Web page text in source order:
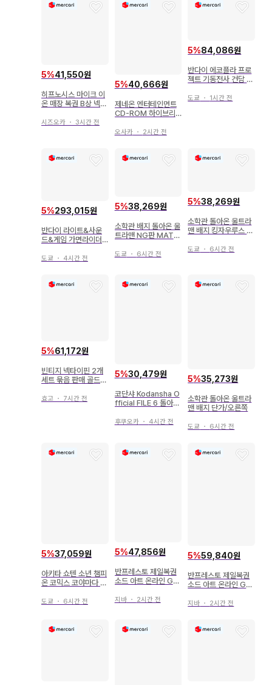
5%41,550원
히프노시스 마이크 이
온 매장 복권 B상 넥스
세트 시부야
시즈오카 ・ 3시간 전
5%40,666원
제네온 엔터테인먼트
CD-ROM 하이브리
아즈망가 아즈마 키요
오사카・ 2시간 전
5%84,086원
반다이 에코플라 프로
젝트 기동전사 건담 S
티 스트라이크 프리덤
도쿄 ・ 1시간 전
5%293,015원
반다이 라이트&사운
드&게임 가면라이더
세트
도쿄 ・ 4시간 전
5%38,269원
소학관 배지 돌아온 울
트라맨 NG판 MAT
도쿄 ・ 6시간 전
5%38,269원
소학관 돌아온 울트라
맨 배지 킹자우루스 3
도쿄 ・ 6시간 전
5%61,172원
빈티지 넥타이핀 2개
세트 묶음 판매 골드
효고 ・ 7시간 전
5%30,479원
코단샤 Kodansha O
fficial FILE 6 돌아온
후쿠오카・ 4시간 전
5%35,273원
소학관 돌아온 울트라
맨 배지 단가/오른쪽
도쿄 ・ 6시간 전
5%37,059원
아키타 쇼텐 소년 챔피
온 코믹스 코야마다 이
세트
도쿄 ・ 6시간 전
5%47,856원
반프레스토 제일복권
소드 아트 온라인 GA
Anniversary Part1
지바・ 2시간 전
5%59,840원
반프레스토 제일복권
소드 아트 온라인 GA
Anniversary Part1
지바 ・ 2시간 전